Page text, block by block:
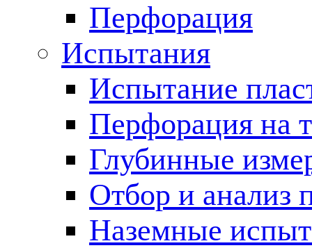
Перфорация
Испытания
Испытание
Перфорация на
Глубинные
Отбор и анализ
Наземные